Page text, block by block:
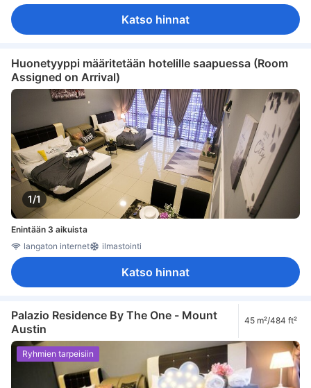
Katso hinnat
Huonetyyppi määritetään hotelille saapuessa (Room
Assigned on Arrival)
1/1
Enintään 3 aikuista
langaton internet
ilmastointi
Katso hinnat
Palazio Residence By The One - Mount
Austin
45 m²/484 ft²
Ryhmien tarpeisiin